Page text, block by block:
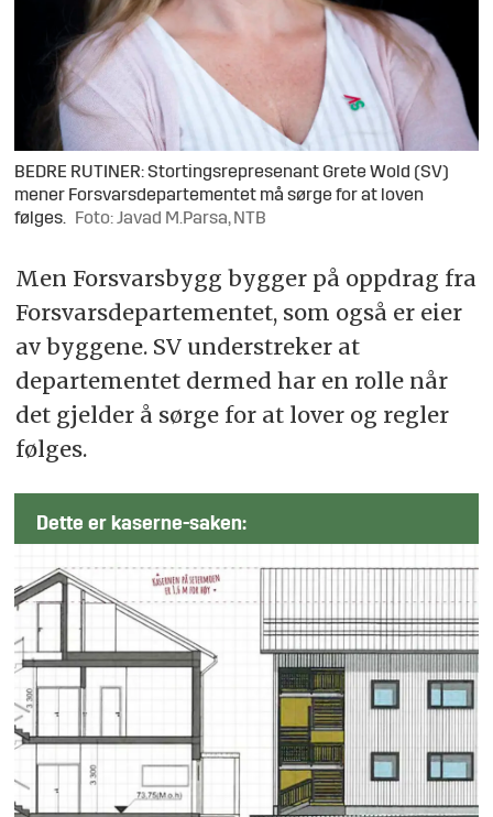
BEDRE RUTINER: Stortingsrepresenant Grete Wold (SV)
mener Forsvarsdepartementet må sørge for at loven
følges.
Foto: Javad M.Parsa, NTB
Men Forsvarsbygg bygger på oppdrag fra
Forsvarsdepartementet, som også er eier
av byggene. SV understreker at
departementet dermed har en rolle når
det gjelder å sørge for at lover og regler
følges.
Dette er kaserne-saken: